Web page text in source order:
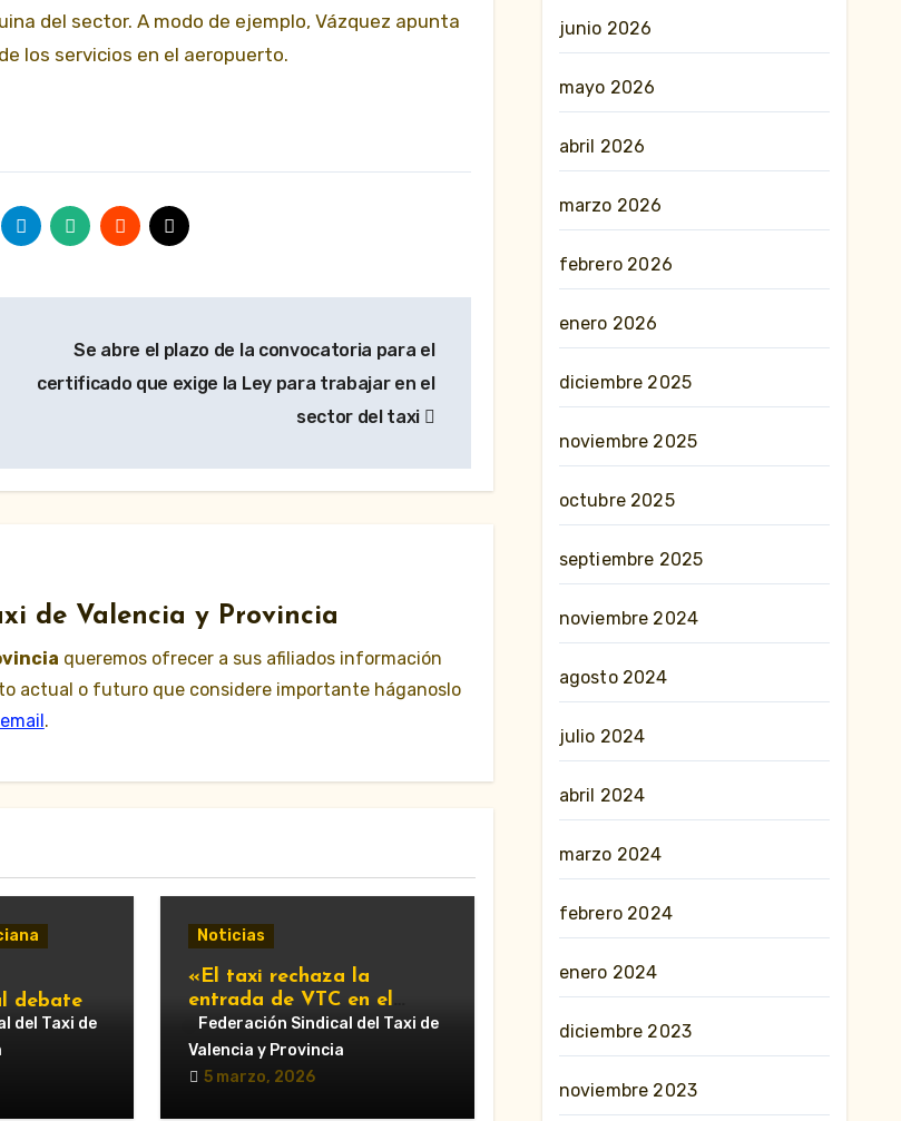
del sector. A modo de ejemplo, Vázquez apunta
los servicios en el aeropuerto.
Se abre el plazo de la convocatoria para el
certificado que exige la Ley para trabajar en el
sector del taxi
de Valencia y Provincia
queremos ofrecer a sus afiliados información
actual o futuro que considere importante háganoslo
.
debate
pide
al
del Taxi de
Noticias
«El taxi rechaza la
entrada de VTC en el
servicio urbano y advierte
de nuevas movilizaciones»
Federación Sindical del Taxi de
Valencia y Provincia
5 marzo, 2026
junio 2026
mayo 2026
abril 2026
marzo 2026
febrero 2026
enero 2026
diciembre 2025
noviembre 2025
octubre 2025
septiembre 2025
noviembre 2024
agosto 2024
julio 2024
abril 2024
marzo 2024
febrero 2024
enero 2024
diciembre 2023
noviembre 2023